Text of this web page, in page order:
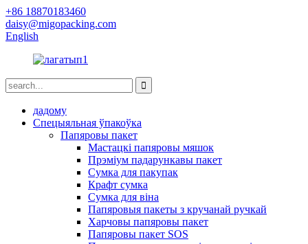
+86 18870183460
daisy@migopacking.com
English
дадому
Спецыяльная ўпакоўка
Папяровы пакет
Мастацкі папяровы мяшок
Прэміум падарункавы пакет
Сумка для пакупак
Крафт сумка
Сумка для віна
Папяровыя пакеты з кручанай ручкай
Харчовы папяровы пакет
Папяровы пакет SOS